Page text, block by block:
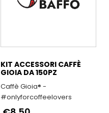
KIT ACCESSORI CAFFÈ
GIOIA DA 150PZ
Caffè Gioia® -
#onlyforcoffeelovers